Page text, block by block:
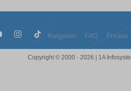
Ratgeber FAQ Presse
Copyright © 2000 - 2026 | 1A